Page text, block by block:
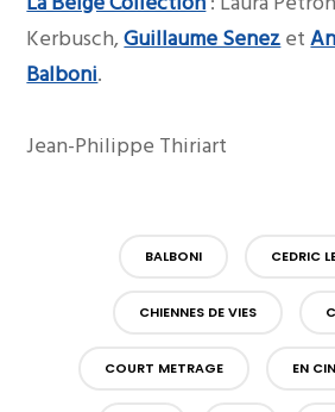
Kerbusch,Guillaume Senezet
Balboni.
Jean-Philippe Thiriart
BALBONI CEDRIC
CHIENNES DE VIES
COURT METRAGE EN